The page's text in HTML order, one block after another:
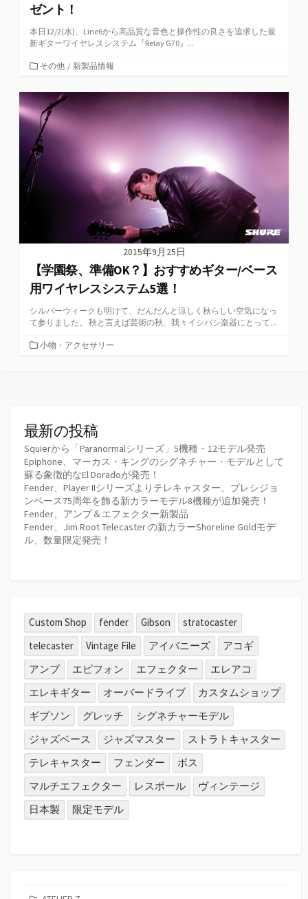
ゼント！
本日12/2(水)、Line6から高品質な音色と操作性の良さを追求した最
新ギターワイヤレスシステム『Relay G70』...
カ
ゴ
リ
ー
その他 / 新製品情報
2015年9月25日
【学園祭、準備OK？】おすすめギター/ベース
用ワイヤレスシステム5選！
シルバーウィークも明けて、だんだんと涼しく秋らしい空気になっ
て参りました。 秋と言えば芸術の秋、我々イシバシ楽器にとって...
カ小物・アクセサリー
最新の投稿
Squierから「Paranormalシリーズ」5機種・12モデル発売
Epiphone、マーカス・キングのシグネチャー・モデルとして
蘇る象徴的なEl Doradoが発売！
Fender、Player IIシリーズよりテレキャスター、プレシジョ
ンベース75周年を飾る新カラーモデル8機種が追加発売！
Fender、アンプ＆エフェクター新製品
Fender、Jim Root Telecaster の新カラーShoreline Goldモデ
ル、数量限定発売！
Custom Shop fender Gibson
stratocaster
telecaster
Vintage File アイバニーズ
アコギ
アンプ
エピフォン エフェクター
エレアコ
エレキギター
オーバードライブ
カスタムショップ
ギブソン
グレッチ
シグネチャーモデル
ジャズベース
ジャズマスター
ストラトキャスター
テレキャスター
フェンダー
ボス
マルチエフェクター
レスポール
ヴィンテージ
日本製
限定モデル